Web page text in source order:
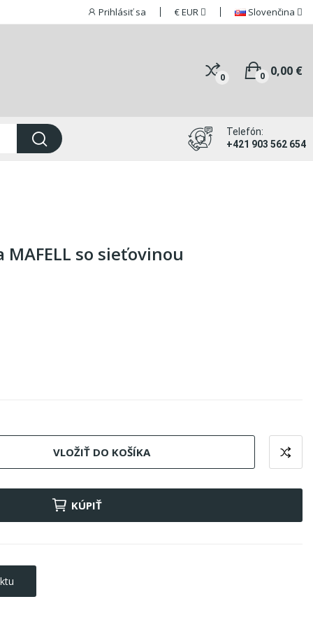
Prihlásiť sa €EUR Slovenčina
0 0,00 €
0
Telefón:
+421 903 562 654
so sieťovinou
VLOŽIŤ DO KOŠÍKA
KÚPIŤ